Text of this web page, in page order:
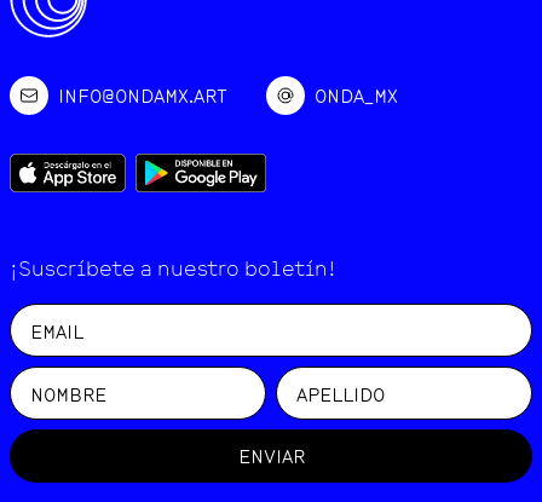
INFO@ONDAMX.ART ONDA_MX
¡Suscríbete a nuestro boletín!
ENVIAR